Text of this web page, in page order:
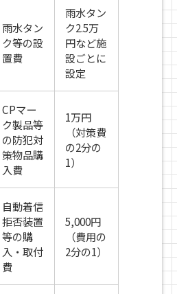
雨水タン
ク等の設
置費
雨水タン
ク2.5万
円など施
設ごとに
設定
CPマー
ク製品等
の防犯対
策物品購
入費
1万円
（対策費
の2分の
1）
自動着信
拒否装置
等の購
入・取付
費
5,000円
（費用の
2分の1）